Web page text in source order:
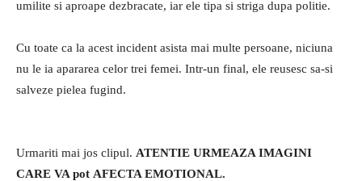
umilite si aproape dezbracate, iar ele tipa si striga dupa politie.
Cu toate ca la acest incident asista mai multe persoane, niciuna
nu le ia apararea celor trei femei. Intr-un final, ele reusesc sa-si
salveze pielea fugind.
Urmariti mai jos clipul. ATENTIE URMEAZA IMAGINI
CARE VA pot AFECTA EMOTIONAL.